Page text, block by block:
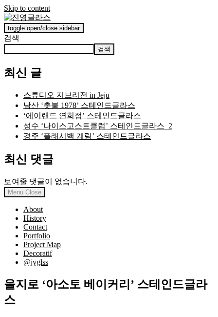
Skip to content
진영글라스
toggle open/close sidebar
검색
검색
최신 글
스튜디오 지브리전 in Jeju
남산 ‘촛불 1978’ 스테인드글라스
‘에이랜드 연희점’ 스테인드글라스
성수 ‘나이스고스트클럽’ 스테인드글라스_2
경주 ‘플래시백 계림’ 스테인드글라스
최신 댓글
보여줄 댓글이 없습니다.
Menu Close
About
History
Contact
Portfolio
Project Map
Decoratif
@jyglss
을지로 ‘아소토 베이커리’ 스테인드글라
스